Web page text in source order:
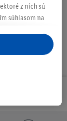
z nich sú
súhlasom na
nich. Ak
sa spracúvajú
do svojho